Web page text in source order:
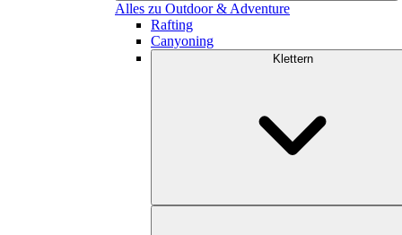
Alles zu Outdoor & Adventure
Rafting
Canyoning
Klettern